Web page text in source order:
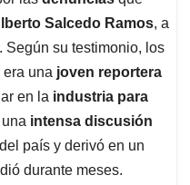
Salcedo Ramos, a
. Según su testimonio, los
una joven reportera
en la industria para
intensa discusión
del país y derivó en un
durante meses.